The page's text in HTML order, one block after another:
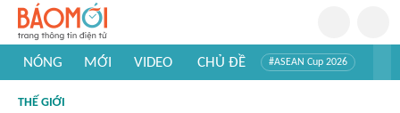
NÓNG MỚI VIDEO CHỦ ĐỀ #ASEAN Cup 2026
#Khám phá thế giới
THẾ GIỚI